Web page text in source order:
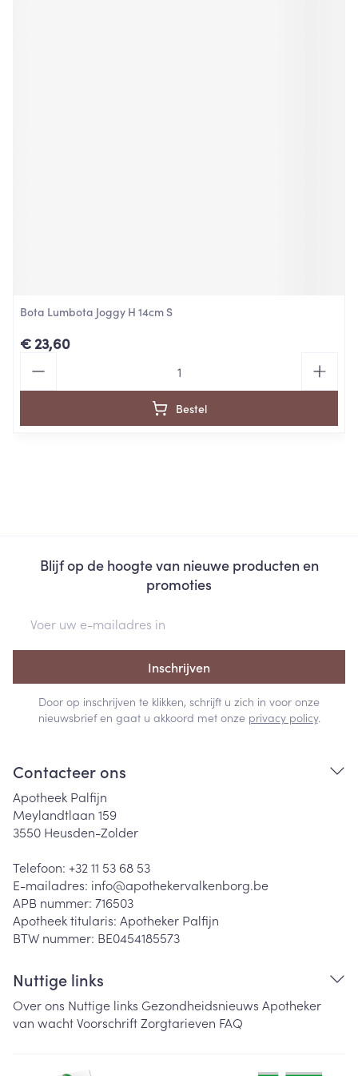
Bota Lumbota Joggy H 14cm S
€ 23,60
Bestel
Blijf op de hoogte van nieuwe producten en
promoties
Inschrijven
Door op inschrijven te klikken, schrijft u zich in voor onze
nieuwsbrief en gaat u akkoord met onze privacy policy.
Contacteer ons
Apotheek Palfijn
Meylandtlaan 159
3550 Heusden-Zolder
Telefoon: +32 11 53 68 53
E-mailadres: info@apothekervalkenborg.be
APB nummer: 716503
Apotheek titularis: Apotheker Palfijn
BTW nummer: BE0454185573
Nuttige links
Over ons Nuttige links Gezondheidsnieuws Apotheker
van wachtVoorschriftZorgtarieven FAQ